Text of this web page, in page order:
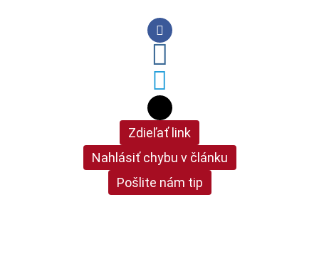
Zdieľať link
Nahlásiť chybu v článku
Pošlite nám tip